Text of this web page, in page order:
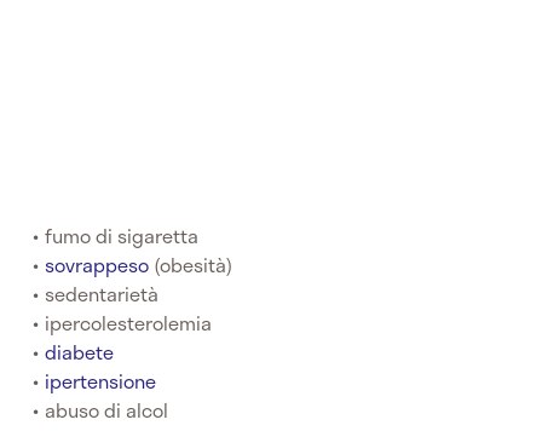
fumo di sigaretta
sovrappeso (obesità)
sedentarietà
ipercolesterolemia
diabete
ipertensione
abuso di alcol